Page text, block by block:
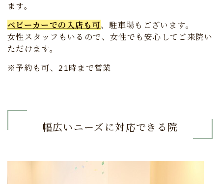
ます。
ベビーカーでの入店も可、駐車場もございます。
女性スタッフもいるので、女性でも安心してご来院い
ただけます。
※予約も可、21時まで営業
幅広いニーズに対応できる院